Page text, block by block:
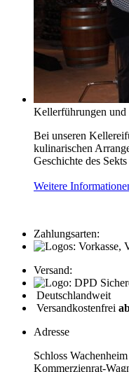
Kellerführungen und
Bei unseren
kulinarischen
Geschichte des
Weitere
Zahlungsarten:
Versand:
Deutschlandweit
Versandkostenfrei
Adresse
Schloss
Kommerzienrat-